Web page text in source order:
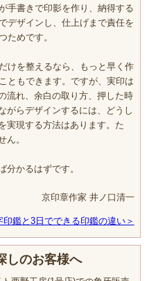
手書きで印影を作り、納得する
デザインし、仕上げまで責任を
ためです。
けを整えるなら、もっと早く作
ともできます。ですが、実印は
流れ、余白の取り方、押した時
がらデザインするには、どうし
実現する方法はあります。た
ん。
分かるはずです。
京印章作家 井ノ口清一
印鑑と3日でできる印鑑の違い＞
しのお客様へ